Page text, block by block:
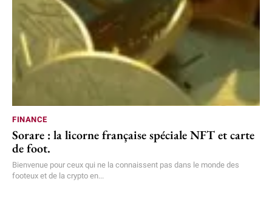
FINANCE
Sorare : la licorne française spéciale NFT et carte
de foot.
Bienvenue pour ceux qui ne la connaissent pas dans le monde des
footeux et de la crypto en...